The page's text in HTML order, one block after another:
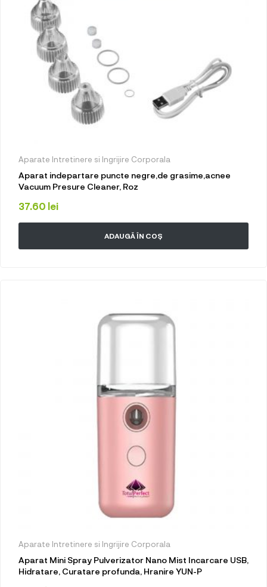
Aparate Intretinere si Ingrijire Corporala
Aparat indepartare puncte negre,de grasime,acnee
Vacuum Presure Cleaner, Roz
37.60 lei
ADAUGĂ ÎN COȘ
Aparate Intretinere si Ingrijire Corporala
Aparat Mini Spray Pulverizator Nano Mist Incarcare USB,
Hidratare, Curatare profunda, Hranire YUN-P